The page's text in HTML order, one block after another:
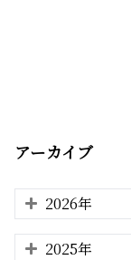
アーカイブ
2026年
2025年